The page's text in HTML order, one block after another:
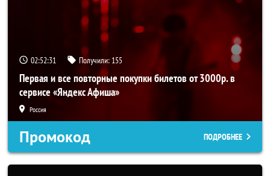
02:52:31 Получили: 155
Первая и все повторные покупки билетов от 3000р. в
сервисе «Яндекс Афиша»
Россия
Промокод ПОДРОБНЕЕ